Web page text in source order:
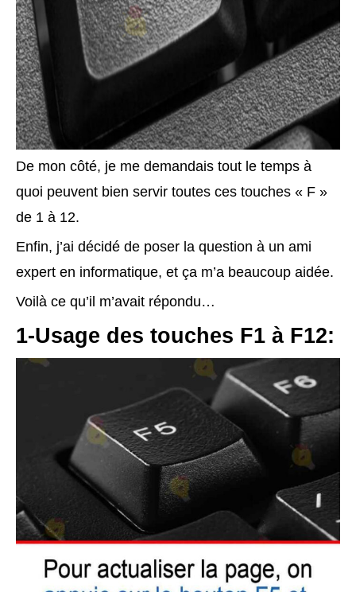
De mon côté, je me demandais tout le temps à
quoi peuvent bien servir toutes ces touches « F »
de 1 à 12.
Enfin, j’ai décidé de poser la question à un ami
expert en informatique, et ça m’a beaucoup aidée.
Voilà ce qu’il m’avait répondu…
1-Usage des touches F1 à F12: